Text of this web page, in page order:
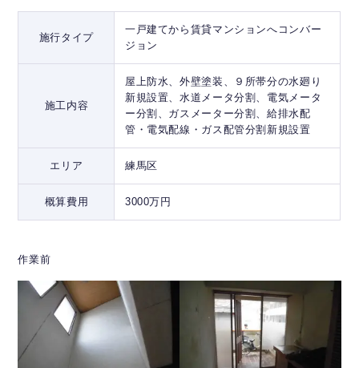
施行タイプ
一戸建てから賃貸マンションへコンバー
ジョン
施工内容
屋上防水、外壁塗装、９所帯分の水廻り
新規設置、水道メータ分割、電気メータ
ー分割、ガスメーター分割、給排水配
管・電気配線・ガス配管分割新規設置
エリア 練馬区
概算費用 3000万円
作業前